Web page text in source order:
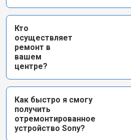
Кто
осуществляет
ремонт в
вашем
центре?
Как быстро я смогу
получить
отремонтированное
устройство Sony?